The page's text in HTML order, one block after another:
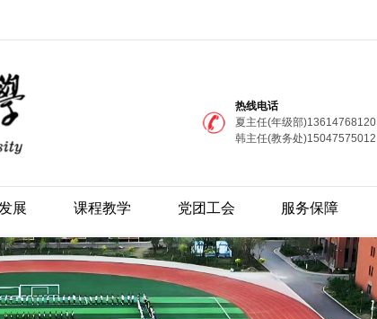
热线电话
夏主任(年级部)13614768120
韩主任(教务处)15047575012
展 课程教学 党团工会 服务保障